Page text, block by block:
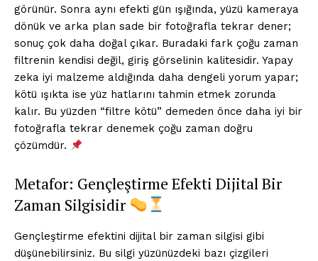
görünür. Sonra aynı efekti gün ışığında, yüzü kameraya
dönük ve arka plan sade bir fotoğrafla tekrar dener;
sonuç çok daha doğal çıkar. Buradaki fark çoğu zaman
filtrenin kendisi değil, giriş görselinin kalitesidir. Yapay
zeka iyi malzeme aldığında daha dengeli yorum yapar;
kötü ışıkta ise yüz hatlarını tahmin etmek zorunda
kalır. Bu yüzden “filtre kötü” demeden önce daha iyi bir
fotoğrafla tekrar denemek çoğu zaman doğru
çözümdür.
Metafor: Gençleştirme Efekti Dijital Bir
Zaman Silgisidir
Gençleştirme efektini dijital bir zaman silgisi gibi
düşünebilirsiniz. Bu silgi yüzünüzdeki bazı çizgileri